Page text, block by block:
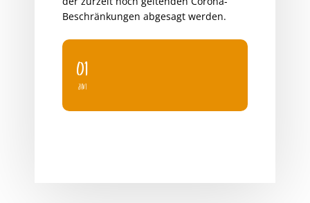
Beschränkungen abgesagt werden.
01
JAN